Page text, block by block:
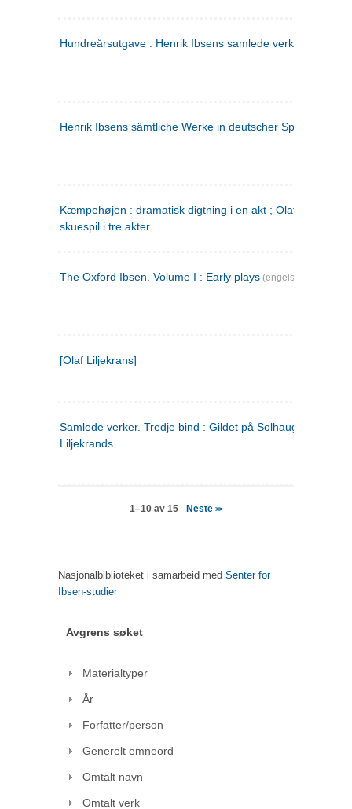
Hundreårsutgave : Henrik Ibsens samlede verker. 3
Henrik Ibsens sämtliche Werke in deutscher Sprache. 2
Kæmpehøjen : dramatisk digtning i en akt ; Olaf Liljekrans :
skuespil i tre akter
The Oxford Ibsen. Volume I : Early plays (engelsk)
[Olaf Liljekrans]
Samlede verker. Tredje bind : Gildet på Solhaug ; Olaf
Liljekrands
1–10 av 15 Neste>>
Nasjonalbiblioteket i samarbeid med Senter for
Ibsen-studier
Avgrens søket
Materialtyper
År
Forfatter/person
Generelt emneord
Omtalt navn
Omtalt verk